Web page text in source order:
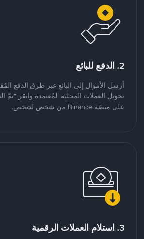
2. الدفع للبائع
أرسل الأموال إلى البائع عبر طرق الدفع
تحويل العملات المحلية المُعتمدة وانقر "تمّ
على منصّة Binance من شخص لشخص.
3. استلام العملات الرقمية